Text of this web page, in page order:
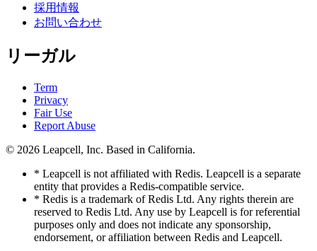
採用情報
お問い合わせ
リーガル
Term
Privacy
Fair Use
Report Abuse
© 2026 Leapcell, Inc. Based in California.
* Leapcell is not affiliated with Redis. Leapcell is a separate
entity that provides a Redis-compatible service.
* Redis is a trademark of Redis Ltd. Any rights therein are
reserved to Redis Ltd. Any use by Leapcell is for referential
purposes only and does not indicate any sponsorship,
endorsement, or affiliation between Redis and Leapcell.